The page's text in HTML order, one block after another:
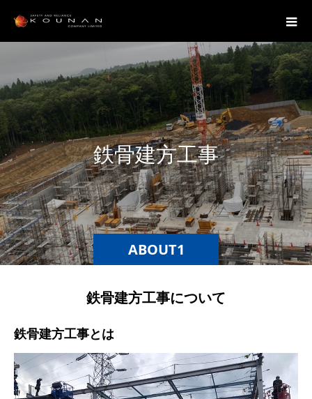
ABOUT1
鉄骨建方工事
鉄骨建方工事について
鉄骨建方工事とは